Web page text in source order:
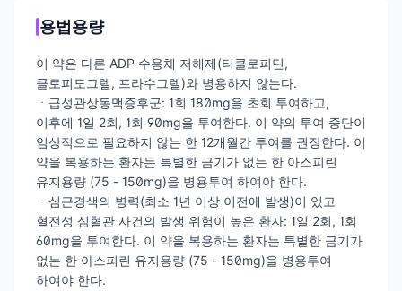
용법용량
이 약은 다른 ADP 수용체 저해제(티클로피딘,
클로피도그렐, 프라수그렐)와 병용하지 않는다.
ㆍ급성관상동맥증후군: 1회 180mg을 초회 투여하고,
이후에 1일 2회, 1회 90mg을 투여한다. 이 약의 투여 중단이
임상적으로 필요하지 않는 한 12개월간 투여를 권장한다. 이
약을 복용하는 환자는 특별한 금기가 없는 한 아스피린
유지용량 (75 - 150mg)을 병용투여 하여야 한다.
ㆍ심근경색의 병력(최소 1년 이상 이전에 발생)이 있고
혈전성 심혈관 사건의 발생 위험이 높은 환자: 1일 2회, 1회
60mg을 투여한다. 이 약을 복용하는 환자는 특별한 금기가
없는 한 아스피린 유지용량 (75 - 150mg)을 병용투여
하여야 한다.